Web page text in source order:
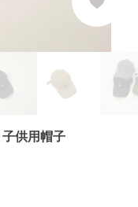
供用帽子